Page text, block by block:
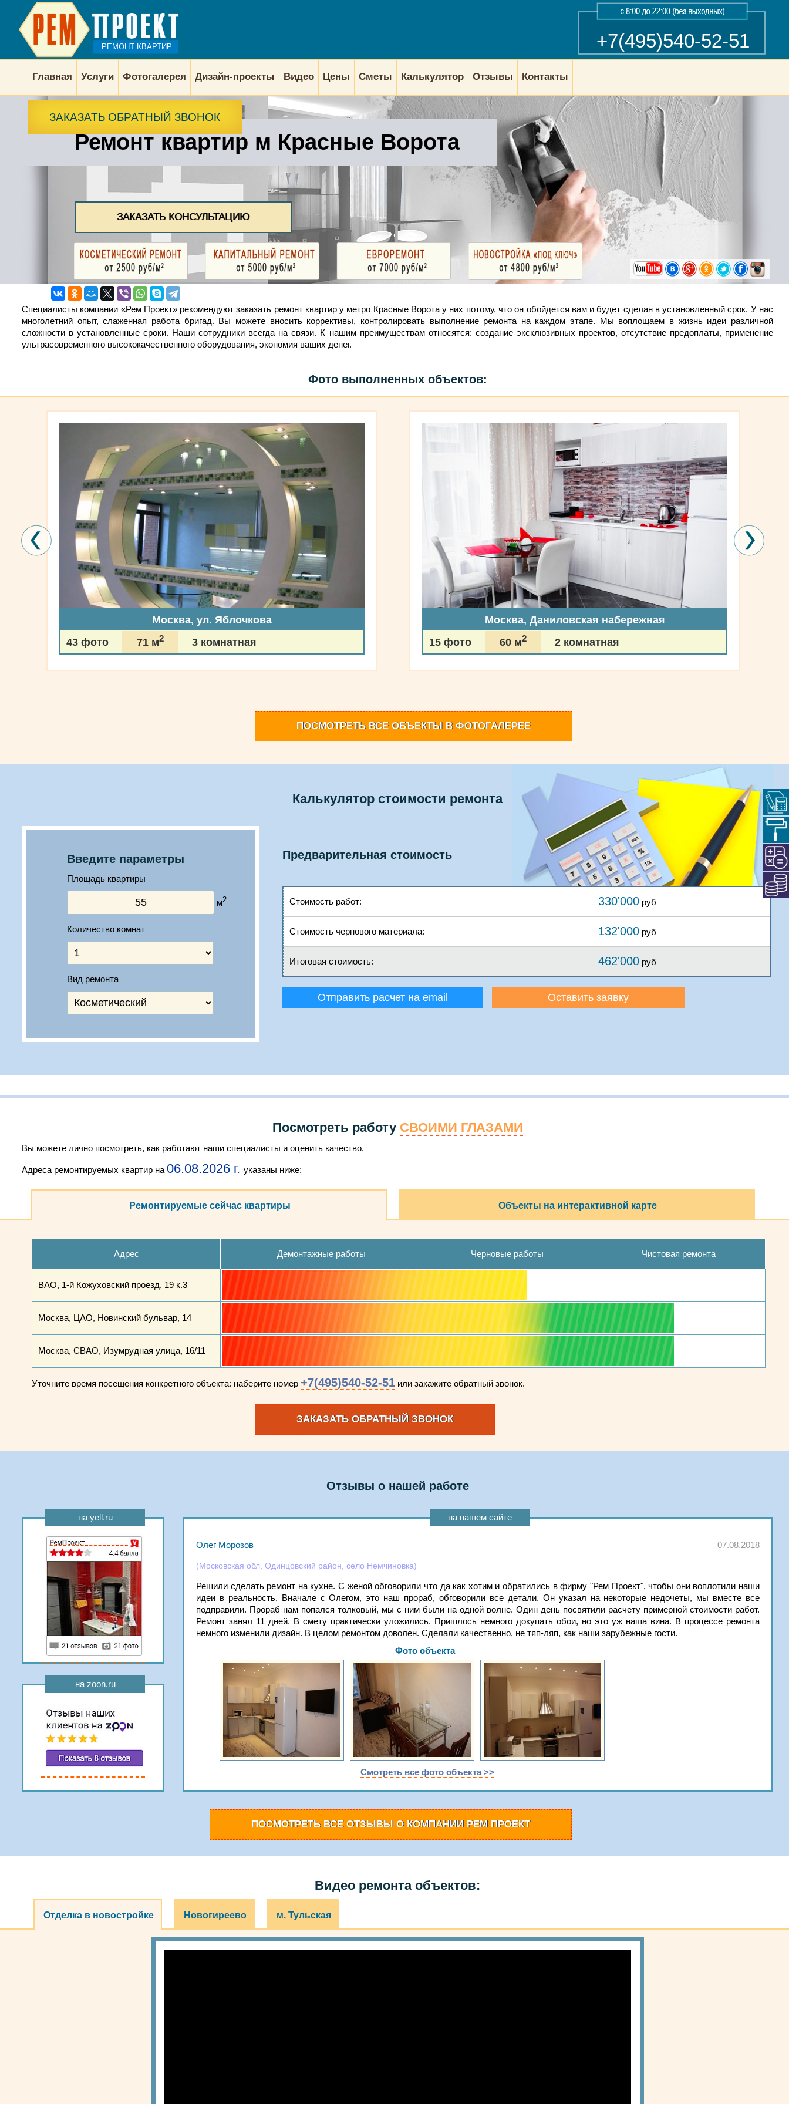
РЕМОНТ КВАРТИР +7(495)540-52-51
Главная Услуги Фотогалерея Дизайн-проекты Видео Цены Сметы Калькулятор Отзывы Контакты
ЗАКАЗАТЬ ОБРАТНЫЙ ЗВОНОК
ЗАКАЗАТЬ КОНСУЛЬТАЦИЮ
Ремонт квартир м Красные Ворота
Специалисты компании «Рем Проект» рекомендуют заказать ремонт квартир у метро Красные Ворота у них потому, что он обойдется вам и будет сделан в установленный срок. У нас
многолетний опыт, слаженная работа бригад. Вы можете вносить коррективы, контролировать выполнение ремонта на каждом этапе. Мы воплощаем в жизнь идеи различной
сложности в установленные сроки. Наши сотрудники всегда на связи. К нашим преимуществам относятся: создание эксклюзивных проектов, отсутствие предоплаты, применение
ультрасовременного высококачественного оборудования, экономия ваших денег.
Фото выполненных объектов:
Москва, ул. Яблочкова
43 фото
71 м2 3 комнатная
Москва, Даниловская набережная
15 фото
60 м2 2 комнатная
ПОСМОТРЕТЬ ВСЕ ОБЪЕКТЫ В ФОТОГАЛЕРЕЕ
Калькулятор стоимости ремонта
Введите параметры
Площадь квартиры
м2
Количество комнат
Вид ремонта
Предварительная стоимость
Стоимость работ: 330'000 руб
Стоимость чернового материала: 132'000 руб
Итоговая стоимость: 462'000 руб
Отправить расчет на email Оставить заявку
Посмотреть работу СВОИМИ ГЛАЗАМИ
Вы можете лично посмотреть, как работают наши специалисты и оценить качество.
Адреса ремонтируемых квартир на 06.08.2026 г. указаны ниже:
Ремонтируемые сейчас квартиры Объекты на интерактивной карте
Адрес Демонтажные работы Черновые работы Чистовая ремонта
ВАО, 1-й Кожуховский проезд, 19 к.3
Москва, ЦАО, Новинский бульвар, 14
Москва, СВАО, Изумрудная улица, 16/11
Уточните время посещения конкретного объекта: наберите номер +7(495)540-52-51 или закажите обратный звонок.
ЗАКАЗАТЬ ОБРАТНЫЙ ЗВОНОК
Отзывы о нашей работе
на yell.ru
на zoon.ru
на нашем сайте
Олег Морозов 07.08.2018
(Московская обл, Одинцовский район, село Немчиновка)
Решили сделать ремонт на кухне. С женой обговорили что да как хотим и обратились в фирму "Рем Проект", чтобы они воплотили наши
идеи в реальность. Вначале с Олегом, это наш прораб, обговорили все детали. Он указал на некоторые недочеты, мы вместе все
подправили. Прораб нам попался толковый, мы с ним были на одной волне. Один день посвятили расчету примерной стоимости работ.
Ремонт занял 11 дней. В смету практически уложились. Пришлось немного докупать обои, но это уж наша вина. В процессе ремонта
немного изменили дизайн. В целом ремонтом доволен. Сделали качественно, не тяп-ляп, как наши зарубежные гости.
Фото объекта
Смотреть все фото объекта >>
ПОСМОТРЕТЬ ВСЕ ОТЗЫВЫ О КОМПАНИИ РЕМ ПРОЕКТ
Видео ремонта объектов:
Отделка в новостройке Новогиреево м. Тульская